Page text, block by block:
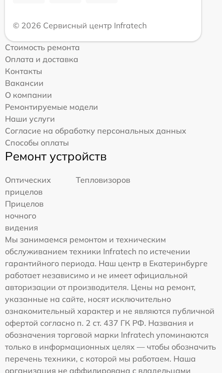
© 2026 Сервисный центр Infratech
Стоимость ремонта
Оплата и доставка
Контакты
Вакансии
О компании
Ремонтируемые модели
Наши услуги
Согласие на обработку персональных данных
Способы оплаты
Ремонт устройств
Оптических
прицелов
Тепловизоров
Прицелов
ночного
видения
Мы занимаемся ремонтом и техническим
обслуживанием техники Infratech по истечении
гарантийного периода. Наш центр в Екатеринбурге
работает независимо и не имеет официальной
авторизации от производителя. Цены на ремонт,
указанные на сайте, носят исключительно
ознакомительный характер и не являются публичной
офертой согласно п. 2 ст. 437 ГК РФ. Названия и
обозначения торговой марки Infratech упоминаются
только в информационных целях — чтобы обозначить
перечень техники, с которой мы работаем. Наша
организация не аффилирована с владельцами